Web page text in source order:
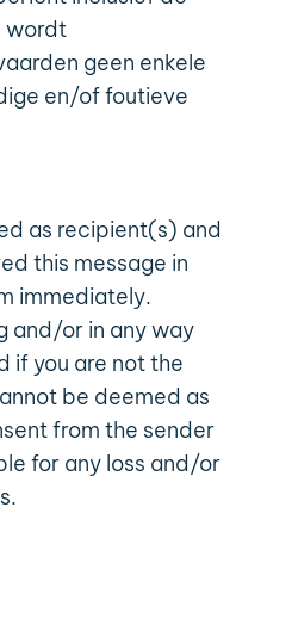
wordt
geen enkele
en/of foutieve
as recipient(s) and
this message in
immediately.
and/or in any way
if you are not the
be deemed as
from the sender
for any loss and/or